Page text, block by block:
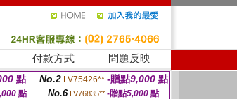
付款方式 問題反映
點 No.2 LV75426** -贈點9,000 點
點 No.6 LV76835** -贈點5,000點